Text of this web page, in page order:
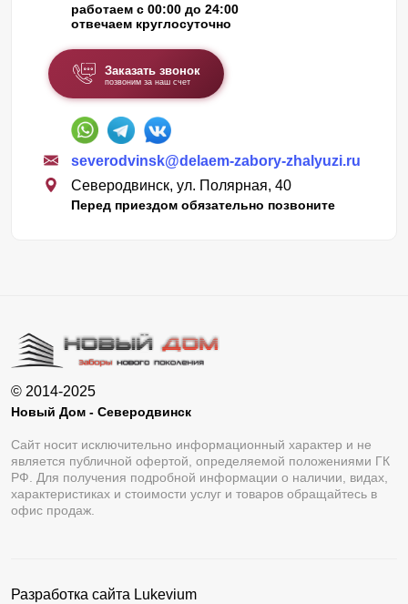
работаем с 00:00 до 24:00
отвечаем круглосуточно
Заказать звонок
позвоним за наш счет
severodvinsk@delaem-zabory-zhalyuzi.ru
Северодвинск, ул. Полярная, 40
Перед приездом обязательно позвоните
© 2014-2025
Новый Дом - Северодвинск
Сайт носит исключительно информационный характер и не
является публичной офертой, определяемой положениями ГК
РФ. Для получения подробной информации о наличии, видах,
характеристиках и стоимости услуг и товаров обращайтесь в
офис продаж.
Разработка сайта Lukevium